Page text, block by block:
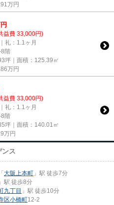
万円
円
益費 33,000円)
礼：1.1ヶ月
8階
坪｜面積：125.39㎡
万円
益費 33,000円)
礼：1.1ヶ月
8階
坪｜面積：140.01㎡
万円
ンス
「大阪上本町 」駅 徒歩7分
」駅 徒歩8分
九丁目 」駅 徒歩10分
区小橋町12-2